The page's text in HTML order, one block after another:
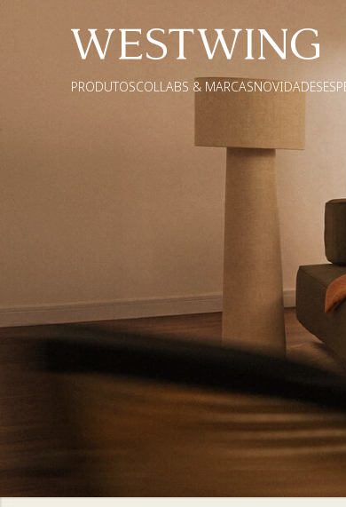
PRODUTOSCOLLABS & MARCASNOVIDADES